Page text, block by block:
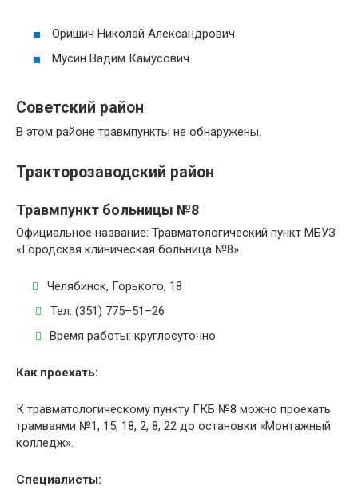
Оришич Николай Александрович
Мусин Вадим Камусович
Советский район
В этом районе травмпункты не обнаружены.
Тракторозаводский район
Травмпункт больницы №8
Официальное название: Травматологический пункт МБУЗ
«Городская клиническая больница №8»
Челябинск, Горького, 18
Тел: (351) 775–51–26
Время работы: круглосуточно
Как проехать:
К травматологическому пункту ГКБ №8 можно проехать
трамваями №1, 15, 18, 2, 8, 22 до остановки «Монтажный
колледж».
Специалисты: